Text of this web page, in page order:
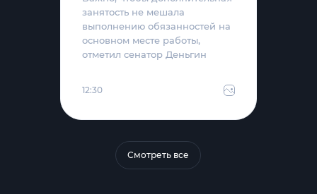
занятость не мешала
выполнению обязанностей на
основном месте работы,
отметил сенатор Деньгин
12:30
Смотреть все